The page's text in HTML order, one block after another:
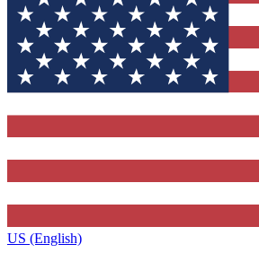
US (English)